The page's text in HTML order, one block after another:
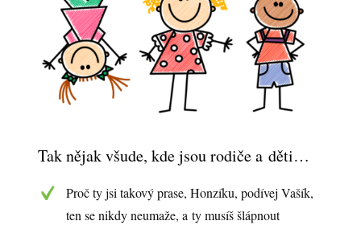
Tak nějak všude, kde jsou rodiče a děti…
Proč ty jsi takový prase, Honzíku, podívej Vašík,
ten se nikdy neumaže, a ty musíš šlápnout